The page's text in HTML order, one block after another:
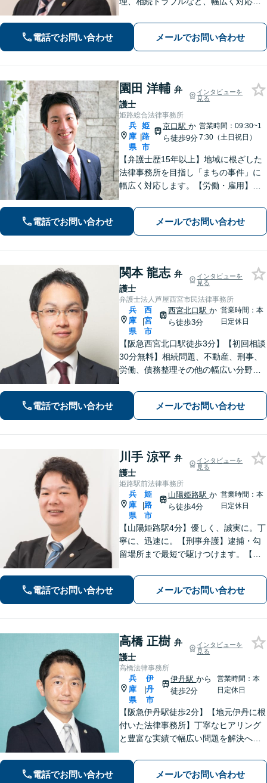
すい説明を心がけています。依頼者さ
まの置かれている状況と希望に沿った
最善の解決を目指します。
電話でお問い合わせ メールでお問い合わせ
園田 洋輔 弁
護士
インタビューを
見る
姫路総合法律事務所
兵
庫
県
|
姫
路
市
京口駅か
ら徒歩9分
営業時間：09:30~1
7:30（土日祝日）
【弁護士歴15年以上】地域に根ざした
法律事務所を目指し「まちの事件」に
幅広く対応します。【労働・雇用】残
せんか？正しい知識で正当な権利を主
張します。【相続・遺言】遺言書作成
のサポートはお任せください。
電話でお問い合わせ メールでお問い合わせ
関本 龍志 弁
護士
インタビューを
見る
弁護士法人芦屋西宮市民法律事務所
兵
庫
県
|
西
宮
市
西宮北口駅 か
ら徒歩3分
営業時間：本
日定休日
【阪急西宮北口駅徒歩3分】【初回相談
30分無料】相続問題、不動産、刑事、
労働、債務整理その他の幅広い分野に
調べて皆様それぞれの問題に合った解
決策をご提案していきます。まずはご
相談を。【完全個室で対応】【バリア
フリー】
電話でお問い合わせ メールでお問い合わせ
川手 涼平 弁
護士
インタビューを
見る
姫路駅前法律事務所
兵
庫
県
|
姫
路
市
山陽姫路駅 か
ら徒歩4分
営業時間：本
日定休日
【山陽姫路駅4分】優しく、誠実に。丁
寧に、迅速に。【刑事弁護】逮捕・勾
留場所まで最短で駆けつけます。【債
の生活再建をサポートします。【交通
事故】「こんな相談でも大丈夫だろう
か」と躊躇されている方もご相談くだ
さい。
電話でお問い合わせ メールでお問い合わせ
高橋 正樹 弁
護士
インタビューを
見る
高橋法律事務所
兵
庫
県
|
伊
丹
市
伊丹駅から
徒歩2分
営業時間：本
日定休日
【阪急伊丹駅徒歩2分】【地元伊丹に根
付いた法律事務所】丁寧なヒアリング
と豊富な実績で幅広い問題を解決へ導
請求／面会交流など【相続・遺言】相
続放棄／遺産分割調停など【電話・メ
電話でお問い合わせ メールでお問い合わせ